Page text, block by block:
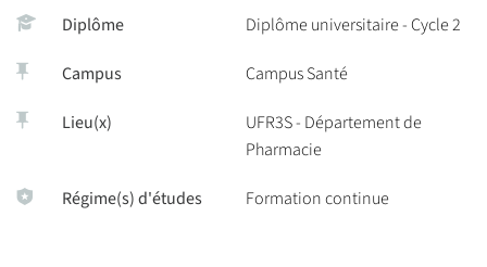
Diplôme Diplôme universitaire - Cycle 2
Campus Campus Santé
Lieu(x)
UFR3S - Département de
Pharmacie
Régime(s) d'études Formation continue